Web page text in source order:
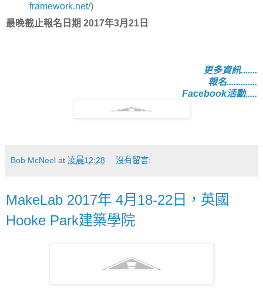
framework.net/)
最晚截止報名日期 2017年3月21日
更多資訊.......
報名.............
Facebook活動.....
Bob McNeel at 凌晨12:28 沒有留言:
MakeLab 2017年 4月18-22日，英國
Hooke Park建築學院